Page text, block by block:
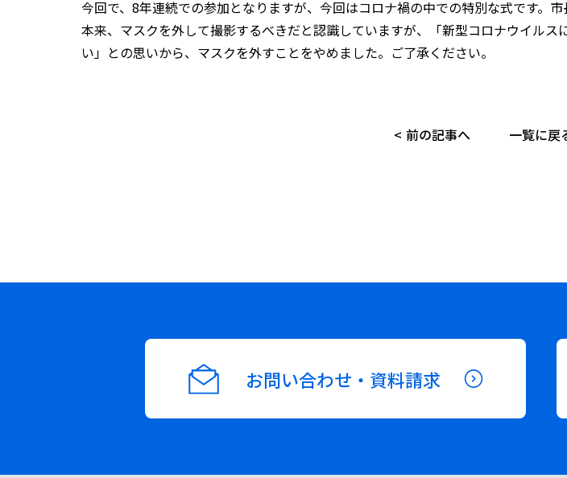
今回で、8年連続での参加となりますが、今回はコロナ禍の中での特別な式です。
本来、マスクを外して撮影するべきだと認識していますが、「新型コロナウイル
い」との思いから、マスクを外すことをやめました。ご了承ください。
前の記事へ 一覧に戻
お問い合わせ・資料請求